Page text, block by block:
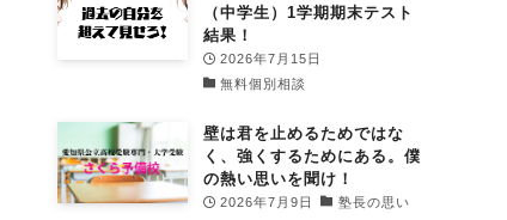
（中学生）1学期期末テスト
結果！
2026年7月15日
無料個別相談
壁は君を止めるためではな
く、強くするためにある。僕
の熱い思いを聞け！
2026年7月9日 塾長の思い